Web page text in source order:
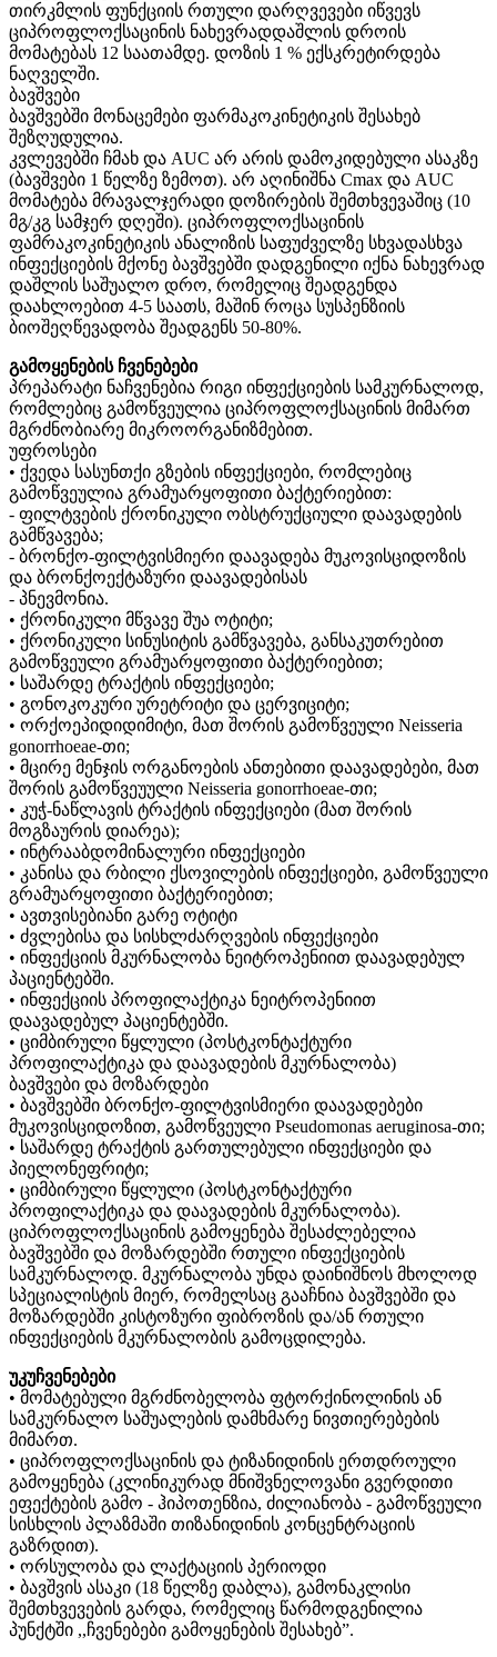
თირკმლის ფუნქციის რთული დარღვევები იწვევს
ციპროფლოქსაცინის ნახევრადდაშლის დროის
მომატებას 12 საათამდე. დოზის 1 % ექსკრეტირდება
ნაღველში.
ბავშვები
ბავშვებში მონაცემები ფარმაკოკინეტიკის შესახებ
შეზღუდულია.
კვლევებში ჩმახ და AUC არ არის დამოკიდებული ასაკზე
(ბავშვები 1 წელზე ზემოთ). არ აღინიშნა Cmax და AUC
მომატება მრავალჯერადი დოზირების შემთხვევაშიც (10
მგ/კგ სამჯერ დღეში). ციპროფლოქსაცინის
ფამრაკოკინეტიკის ანალიზის საფუძველზე სხვადასხვა
ინფექციების მქონე ბავშვებში დადგენილი იქნა ნახევრად
დაშლის საშუალო დრო, რომელიც შეადგენდა
დაახლოებით 4-5 საათს, მაშინ როცა სუსპენზიის
ბიოშეღწევადობა შეადგენს 50-80%.
გამოყენების ჩვენებები
პრეპარატი ნაჩვენებია რიგი ინფექციების სამკურნალოდ,
რომლებიც გამოწვეულია ციპროფლოქსაცინის მიმართ
მგრძნობიარე მიკროორგანიზმებით.
უფროსები
• ქვედა სასუნთქი გზების ინფექციები, რომლებიც
გამოწვეულია გრამუარყოფითი ბაქტერიებით:
- ფილტვების ქრონიკული ობსტრუქციული დაავადების
გამწვავება;
- ბრონქო-ფილტვისმიერი დაავადება მუკოვისციდოზის
და ბრონქოექტაზური დაავადებისას
- პნევმონია.
• ქრონიკული მწვავე შუა ოტიტი;
• ქრონიკული სინუსიტის გამწვავება, განსაკუთრებით
გამოწვეული გრამუარყოფითი ბაქტერიებით;
• საშარდე ტრაქტის ინფექციები;
• გონოკოკური ურეტრიტი და ცერვიციტი;
• ორქოეპიდიდიმიტი, მათ შორის გამოწვეული Neisseria
gonorrhoeae-თი;
• მცირე მენჯის ორგანოების ანთებითი დაავადებები, მათ
შორის გამოწვეუული Neisseria gonorrhoeae-თი;
• კუჭ-ნაწლავის ტრაქტის ინფექციები (მათ შორის
მოგზაურის დიარეა);
• ინტრააბდომინალური ინფექციები
• კანისა და რბილი ქსოვილების ინფექციები, გამოწვეული
გრამუარყოფითი ბაქტერიებით;
• ავთვისებიანი გარე ოტიტი
• ძვლებისა და სისხლძარღვების ინფექციები
• ინფექციის მკურნალობა ნეიტროპენიით დაავადებულ
პაციენტებში.
• ინფექციის პროფილაქტიკა ნეიტროპენიით
დაავადებულ პაციენტებში.
• ციმბირული წყლული (პოსტკონტაქტური
პროფილაქტიკა და დაავადების მკურნალობა)
ბავშვები და მოზარდები
• ბავშვებში ბრონქო-ფილტვისმიერი დაავადებები
მუკოვისციდოზით, გამოწვეული Pseudomonas aeruginosa-თი;
• საშარდე ტრაქტის გართულებული ინფექციები და
პიელონეფრიტი;
• ციმბირული წყლული (პოსტკონტაქტური
პროფილაქტიკა და დაავადების მკურნალობა).
ციპროფლოქსაცინის გამოყენება შესაძლებელია
ბავშვებში და მოზარდებში რთული ინფექციების
სამკურნალოდ. მკურნალობა უნდა დაინიშნოს მხოლოდ
სპეციალისტის მიერ, რომელსაც გააჩნია ბავშვებში და
მოზარდებში კისტოზური ფიბროზის და/ან რთული
ინფექციების მკურნალობის გამოცდილება.
უკუჩვენებები
• მომატებული მგრძნობელობა ფტორქინოლინის ან
სამკურნალო საშუალების დამხმარე ნივთიერებების
მიმართ.
• ციპროფლოქსაცინის და ტიზანიდინის ერთდროული
გამოყენება (კლინიკურად მნიშვნელოვანი გვერდითი
ეფექტების გამო - ჰიპოთენზია, ძილიანობა - გამოწვეული
სისხლის პლაზმაში თიზანიდინის კონცენტრაციის
გაზრდით).
• ორსულობა და ლაქტაციის პერიოდი
• ბავშვის ასაკი (18 წელზე დაბლა), გამონაკლისი
შემთხვევების გარდა, რომელიც წარმოდგენილია
პუნქტში ,,ჩვენებები გამოყენების შესახებ”.